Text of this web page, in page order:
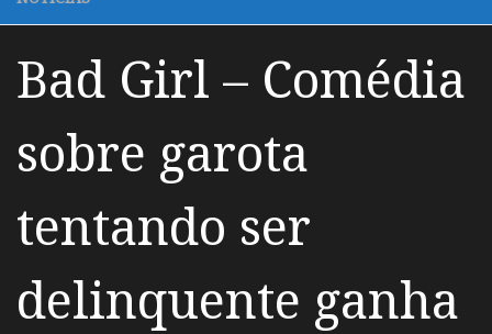
Bad Girl – Comédia
sobre garota
tentando ser
delinquente ganha